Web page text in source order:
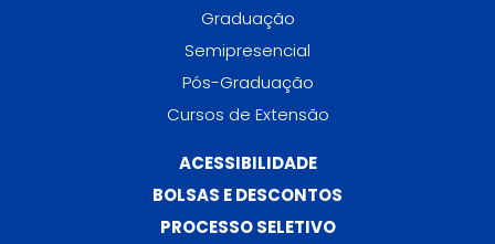
Graduação
Semipresencial
Pós-Graduação
Cursos de Extensão
ACESSIBILIDADE
BOLSAS E DESCONTOS
PROCESSO SELETIVO